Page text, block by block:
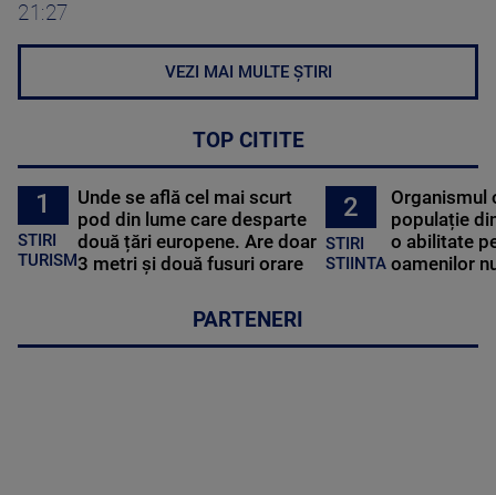
21:27
VEZI MAI MULTE ȘTIRI
TOP CITITE
1
STIRI
TURISM
Unde se află cel mai scurt
pod din lume care desparte
două țări europene. Are doar
3 metri și două fusuri orare
2
STIRI
STIINTA
Organismul
populație
o abilitate
oamenilor
PARTENERI